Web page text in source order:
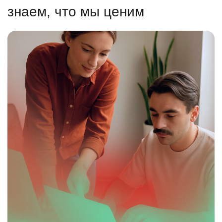
знаем, что мы ценим